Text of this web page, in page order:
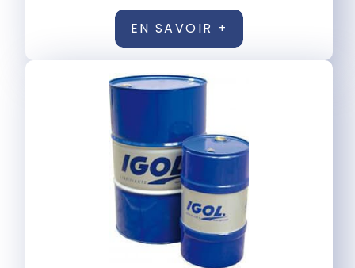
EN SAVOIR +